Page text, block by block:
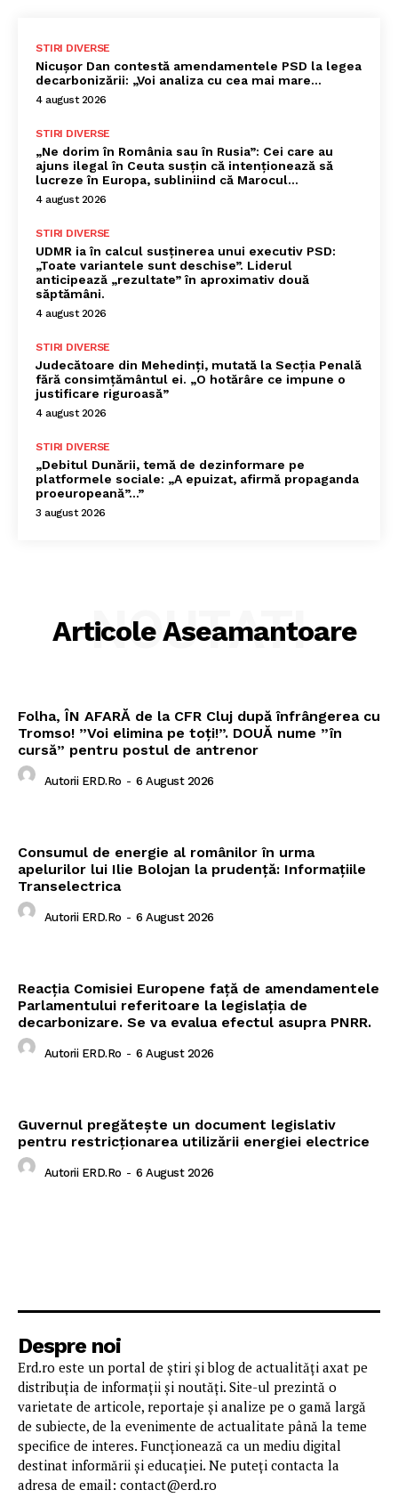
STIRI DIVERSE
Nicușor Dan contestă amendamentele PSD la legea
decarbonizării: „Voi analiza cu cea mai mare…
4 august 2026
STIRI DIVERSE
„Ne dorim în România sau în Rusia”: Cei care au
ajuns ilegal în Ceuta susțin că intenționează să
lucreze în Europa, subliniind că Marocul...
4 august 2026
STIRI DIVERSE
UDMR ia în calcul susținerea unui executiv PSD:
„Toate variantele sunt deschise”. Liderul
anticipează „rezultate” în aproximativ două
săptămâni.
4 august 2026
STIRI DIVERSE
Judecătoare din Mehedinți, mutată la Secția Penală
fără consimțământul ei. „O hotărâre ce impune o
justificare riguroasă”
4 august 2026
STIRI DIVERSE
„Debitul Dunării, temă de dezinformare pe
platformele sociale: „A epuizat, afirmă propaganda
proeuropeană”…”
3 august 2026
Articole Aseamantoare
NOUTATI
Folha, ÎN AFARĂ de la CFR Cluj după înfrângerea cu
Tromso! ”Voi elimina pe toți!”. DOUĂ nume ”în
cursă” pentru postul de antrenor
Autorii ERD.ro - 6 August 2026
Consumul de energie al românilor în urma
apelurilor lui Ilie Bolojan la prudență: Informațiile
Transelectrica
Autorii ERD.ro - 6 August 2026
Reacția Comisiei Europene față de amendamentele
Parlamentului referitoare la legislația de
decarbonizare. Se va evalua efectul asupra PNRR.
Autorii ERD.ro - 6 August 2026
Guvernul pregătește un document legislativ
pentru restricționarea utilizării energiei electrice
Autorii ERD.ro - 6 August 2026
Despre noi
Erd.ro este un portal de știri și blog de actualități axat pe
distribuția de informații și noutăți. Site-ul prezintă o
varietate de articole, reportaje și analize pe o gamă largă
de subiecte, de la evenimente de actualitate până la teme
specifice de interes. Funcționează ca un mediu digital
destinat informării și educației. Ne puteți contacta la
adresa de email: contact@erd.ro